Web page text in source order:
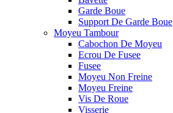
Garde Boue
Support De Garde Boue
Moyeu Tambour
Cabochon De Moyeu
Ecrou De Fusee
Fusee
Moyeu Non Freine
Moyeu Freine
Vis De Roue
Visserie